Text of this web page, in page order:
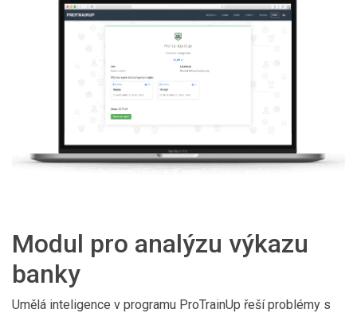
Modul pro analýzu výkazu
banky
Umělá inteligence v programu ProTrainUp řeší problémy s